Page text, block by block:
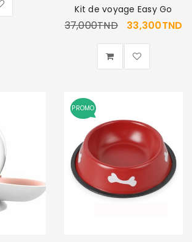
Kit de voyage Easy Go
37,000TND 33,300TND
PROMO